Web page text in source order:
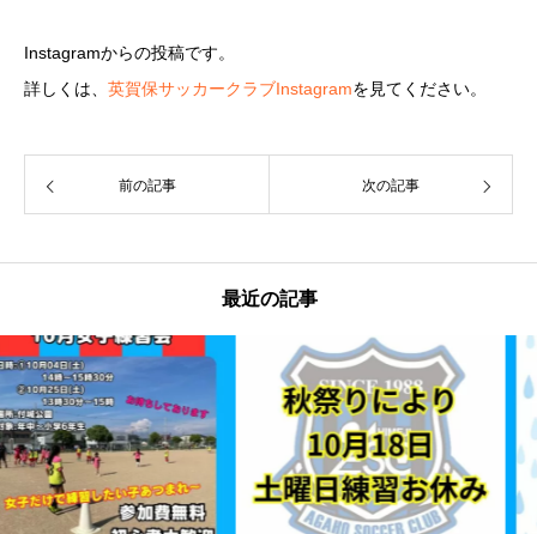
Instagramからの投稿です。
詳しくは、 英賀保サッカークラブInstagramを見てください。
前の記事 次の記事
最近の記事